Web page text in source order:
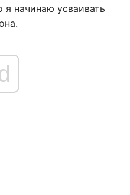
я начинаю усваивать